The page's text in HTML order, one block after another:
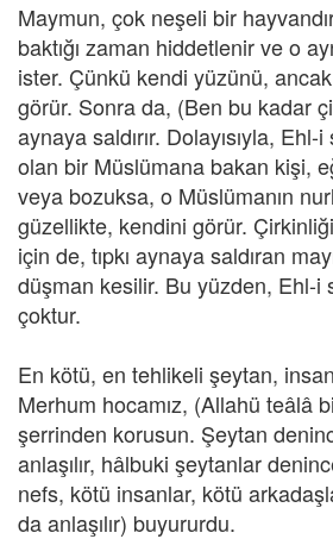
Maymun, çok neşeli bir
baktığı zaman hiddetlenir ve o
ister. Çünkü kendi yüzünü,
görür. Sonra da, (Ben bu kadar
aynaya saldırır. Dolayısıyla,
olan bir Müslümana bakan kişi,
veya bozuksa, o Müslümanın
güzellikte, kendini görür.
için de, tıpkı aynaya saldıran
düşman kesilir. Bu yüzden, Ehl-i
çoktur.
En kötü, en tehlikeli şeytan, insan
Merhum hocamız, (Allahü teâlâ
şerrinden korusun. Şeytan
anlaşılır, hâlbuki şeytanlar
nefs, kötü insanlar, kötü
da anlaşılır) buyururdu.